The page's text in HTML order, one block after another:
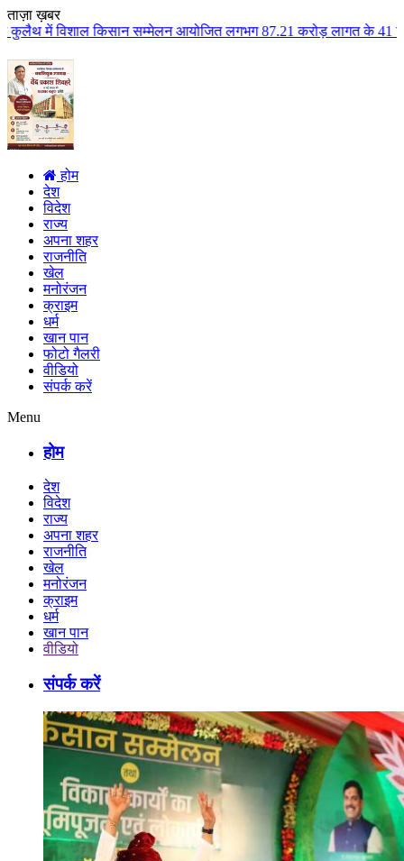
ताज़ा ख़बर
आयोजित लगभग 87.21 करोड़ लागत के 41 विकास कार्यों का किया
होम
देश
विदेश
राज्य
अपना शहर
राजनीति
खेल
मनोरंजन
क्राइम
धर्म
खान पान
फोटो गैलरी
वीडियो
संपर्क करें
Menu
होम
देश
विदेश
राज्य
अपना शहर
राजनीति
खेल
मनोरंजन
क्राइम
धर्म
खान पान
वीडियो
संपर्क करें